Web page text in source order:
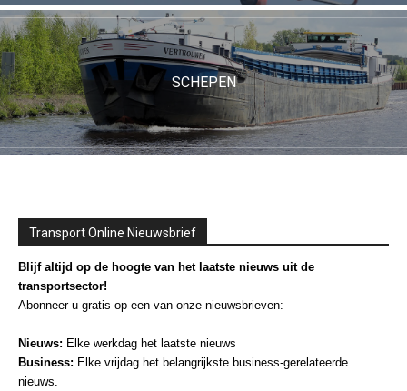
SCHEPEN
Transport Online Nieuwsbrief
Blijf altijd op de hoogte van het laatste nieuws uit de
transportsector!
Abonneer u gratis op een van onze nieuwsbrieven:
Nieuws: Elke werkdag het laatste nieuws
Business: Elke vrijdag het belangrijkste business-gerelateerde
nieuws.